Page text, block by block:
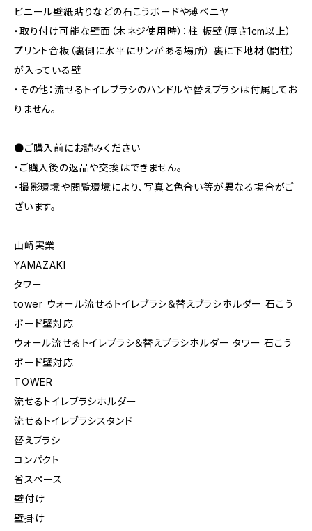
ビニール壁紙貼りなどの石こうボードや薄ベニヤ
・取り付け可能な壁面（木ネジ使用時）：柱 板壁（厚さ1cm以上）
プリント合板（裏側に水平にサンがある場所） 裏に下地材（間柱）
が入っている壁
・その他：流せるトイレブラシのハンドルや替えブラシは付属してお
りません。
●ご購入前にお読みください
・ご購入後の返品や交換はできません。
・撮影環境や閲覧環境により、写真と色合い等が異なる場合がご
ざいます。
山崎実業
YAMAZAKI
タワー
tower ウォール流せるトイレブラシ＆替えブラシホルダー 石こう
ボード壁対応
ウォール流せるトイレブラシ＆替えブラシホルダー タワー 石こう
ボード壁対応
TOWER
流せるトイレブラシホルダー
流せるトイレブラシスタンド
替えブラシ
コンパクト
省スペース
壁付け
壁掛け